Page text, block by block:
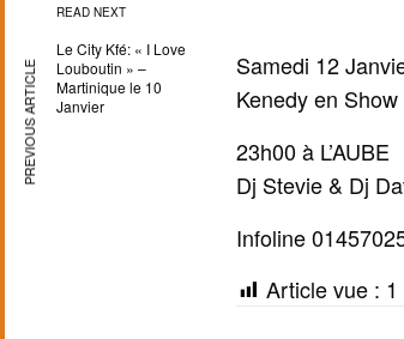
READ NEXT
Le City Kfé: « I Love
Louboutin » –
Martinique le 10
Janvier
Samedi 12
Kenedy en
23h00 à L’AUBE
Dj Stevie & Dj
Infoline
Article vue :
PREVIOUS ARTICLE